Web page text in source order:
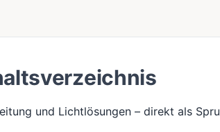
und Lichtlösungen – direkt als